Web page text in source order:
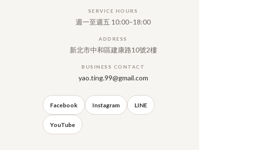
SERVICE HOURS
週一至週五 10:00–18:00
ADDRESS
新北市中和區建康路10號2樓
BUSINESS CONTACT
yao.ting.99@gmail.com
Facebook Instagram LINE
YouTube